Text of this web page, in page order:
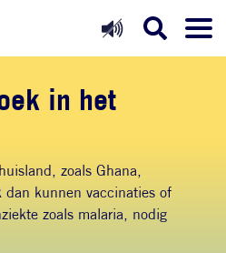
in het
zoals Ghana,
dan kunnen vaccinaties of
zoals malaria, nodig